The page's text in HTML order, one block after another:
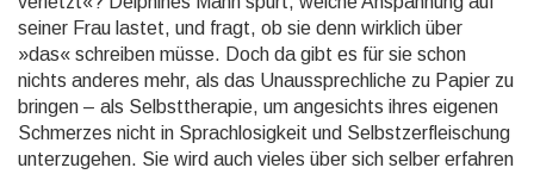
seiner Frau lastet, und fragt, ob sie denn wirklich über
»das« schreiben müsse. Doch da gibt es für sie schon
nichts anderes mehr, als das Unaussprechliche zu Papier zu
bringen – als Selbst­thera­pie, um angesichts ihres eigenen
Schmerzes nicht in Sprachlosigkeit und Selbstzerfleischung
un­ter­zu­ge­hen. Sie wird auch vieles über sich selber erfahren